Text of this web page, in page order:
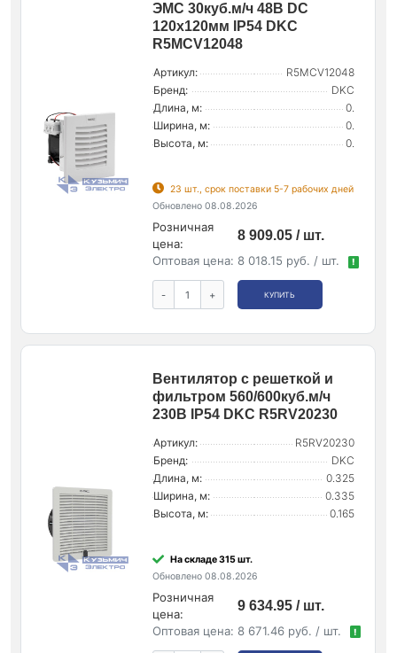
ЭМС 30куб.м/ч 48В DC
120х120мм IP54 DKC
R5MCV12048
Артикул:
R5MCV12048
Бренд:
DKC
Длина, м:
0.
Ширина, м:
0.
Высота, м:
0.
23 шт., срок поставки 5-7 рабочих дней
Обновлено 08.08.2026
Розничная
цена:
8 909.05 / шт.
Оптовая цена: 8 018.15 руб. / шт. !
- + КУПИТЬ
Вентилятор c решеткой и
фильтром 560/600куб.м/ч
230В IP54 DKC R5RV20230
Артикул:
R5RV20230
Бренд:
DKC
Длина, м:
0.325
Ширина, м:
0.335
Высота, м:
0.165
На складе 315 шт.
Обновлено 08.08.2026
Розничная
цена:
9 634.95 / шт.
Оптовая цена: 8 671.46 руб. / шт. !